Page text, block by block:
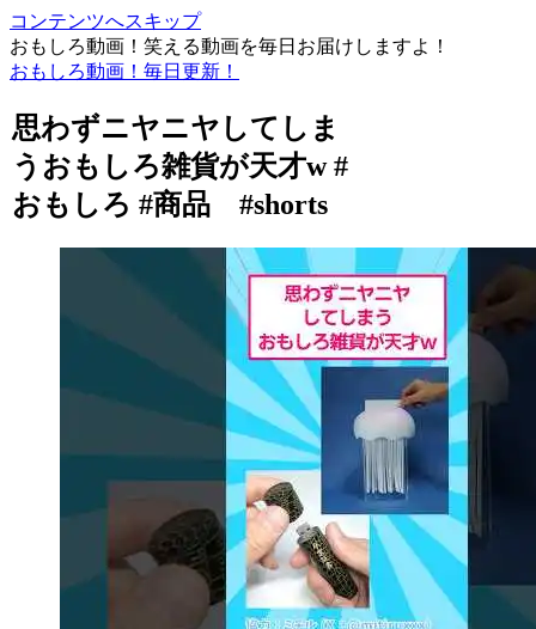
コンテンツへスキップ
おもしろ動画！笑える動画を毎日お届けしますよ！
おもしろ動画！毎日更新！
思わずニヤニヤしてしま
うおもしろ雑貨が天才w #
おもしろ #商品 #shorts